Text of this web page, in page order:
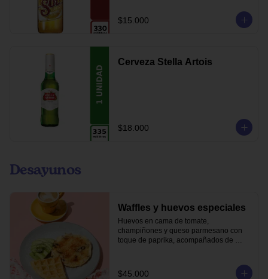
$15.000
Cerveza Stella Artois
$18.000
Desayunos
Waffles y huevos especiales
Huevos en cama de tomate,
champiñones y queso parmesano con
toque de paprika, acompañados de
$45.000